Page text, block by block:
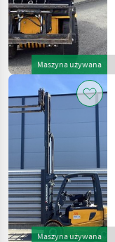
Maszyna używana
Maszyna używana